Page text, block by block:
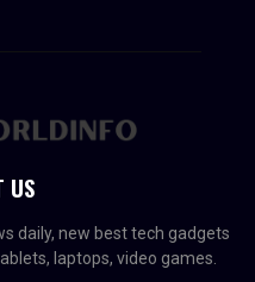
US
daily, new best tech gadgets
laptops, video games.